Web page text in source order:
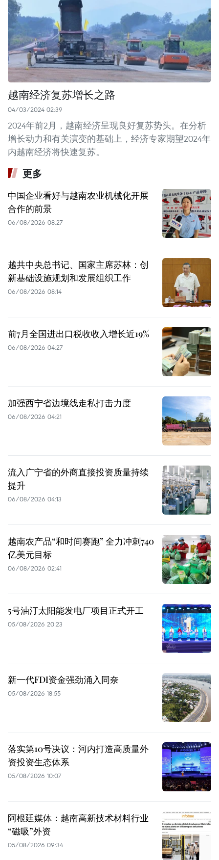
越南经济复苏增长之路
04/03/2024 02:39
2024年前2月，越南经济呈现良好复苏势头。在分析
增长动力和有关演变的基础上，经济专家期望2024年
内越南经济将快速复苏。
更多
中国企业看好与越南农业机械化开展
合作的前景
06/08/2026 08:27
越共中央总书记、国家主席苏林：创
新基础设施规划和发展组织工作
06/08/2026 08:14
前7月全国进出口税收收入增长近19%
06/08/2026 04:27
加强西宁省边境线走私打击力度
06/08/2026 04:21
流入广宁省的外商直接投资质量持续
提升
06/08/2026 04:13
越南农产品“和时间赛跑” 全力冲刺740
亿美元目标
06/08/2026 02:41
5号油汀太阳能发电厂项目正式开工
05/08/2026 20:23
新一代FDI资金强劲涌入同奈
05/08/2026 18:55
落实第10号决议：河内打造高质量外
资投资生态体系
05/08/2026 10:07
阿根廷媒体：越南高新技术材料行业
“磁吸”外资
05/08/2026 09:34